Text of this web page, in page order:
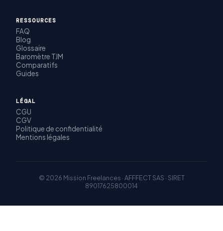
RESSOURCES
FAQ
Blog
Glossaire
Baromètre TJM
Comparatifs
Guides
LÉGAL
CGU
CGV
Politique de confidentialité
Mentions légales
© 2026 Mission Freelances · AFFFECT SAS · SIRET
89017625800014